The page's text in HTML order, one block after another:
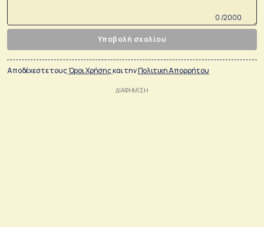
0 /2000
Υποβολή σχολίου
Αποδέχεστε τουςΌροι Χρήσηςκαι τηνΠολιτικη Απορρήτου